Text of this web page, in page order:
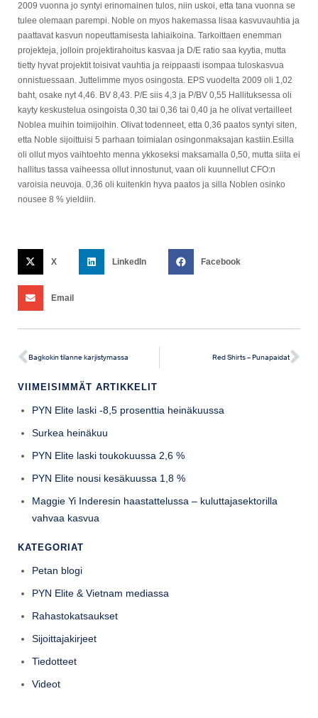
2009 vuonna jo syntyi erinomainen tulos, niin uskoi, etta tana vuonna se
tulee olemaan parempi. Noble on myos hakemassa lisaa kasvuvauhtia ja
paattavat kasvun nopeuttamisesta lahiaikoina. Tarkoittaen enemman
projekteja, jolloin projektirahoitus kasvaa ja D/E ratio saa kyytia, mutta
tietty hyvat projektit toisivat vauhtia ja reippaasti isompaa tuloskasvua
onnistuessaan. Juttelimme myos osingosta. EPS vuodelta 2009 oli 1,02
baht, osake nyt 4,46. BV 8,43. P/E siis 4,3 ja P/BV 0,55 Hallituksessa oli
kayty keskustelua osingoista 0,30 tai 0,36 tai 0,40 ja he olivat vertailleet
Noblea muihin toimijoihin. Olivat todenneet, etta 0,36 paatos syntyi siten,
etta Noble sijoittuisi 5 parhaan toimialan osingonmaksajan kastiin.Esilla
oli ollut myos vaihtoehto menna ykkoseksi maksamalla 0,50, mutta siita ei
hallitus tassa vaiheessa ollut innostunut, vaan oli kuunnellut CFO:n
varoisia neuvoja. 0,36 oli kuitenkin hyva paatos ja silla Noblen osinko
nousee 8 % yieldiin.
X LinkedIn Facebook
Email
Bagkokin tilanne karjistymassa Red Shirts – Punapaidat
VIIMEISIMMÄT ARTIKKELIT
PYN Elite laski -8,5 prosenttia heinäkuussa
Surkea heinäkuu
PYN Elite laski toukokuussa 2,6 %
PYN Elite nousi kesäkuussa 1,8 %
Maggie Yi Inderesin haastattelussa – kuluttajasektorilla
vahvaa kasvua
KATEGORIAT
Petan blogi
PYN Elite & Vietnam mediassa
Rahastokatsaukset
Sijoittajakirjeet
Tiedotteet
Videot